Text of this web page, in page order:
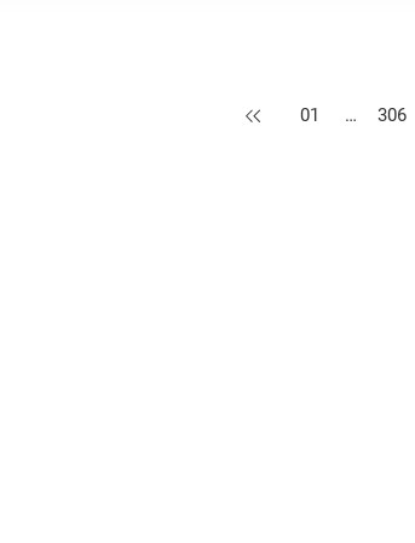
上一页
01 … 306